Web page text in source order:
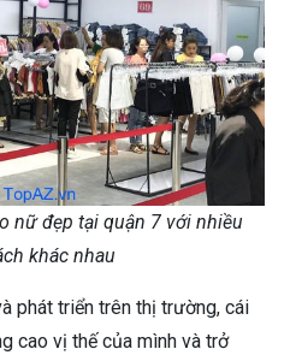
nữ đẹp tại quận 7 với nhiều
khác nhau
phát triển trên thị trường, cái
cao vị thế của mình và trở